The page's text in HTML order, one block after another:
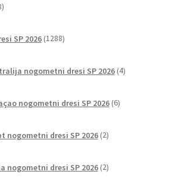
izdelkov
SP 2026 1288izdelkov
nogometni dresi SP 2026 4izdelki
nogometni dresi SP 2026 6izdelkov
nogometni dresi SP 2026 2izdelka
nogometni dresi SP 2026 2izdelka